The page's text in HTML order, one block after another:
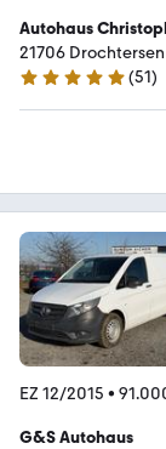
Autohaus
21706
5 Sterne
(51)
EZ 12/2015 •
G&S Autohaus